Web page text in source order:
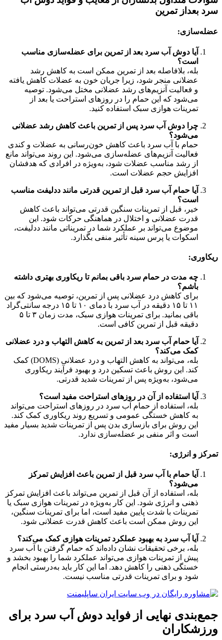
سرد بعداز تمرین
عضله‌سازی:
آیا دوش آب سرد بعد از تمرین برای عضله‌سازی مناسب
است؟
بله، بلافاصله بعد از تمرین ممکن است به کاهش رشد
عضلانی منجر شود، زیرا جریان خون به عضلات کاهش یافته
و فعالیت آنزیم‌های رشد عضلانی مختل می‌شود. توصیه
می‌شود که این حمام را در روزهای استراحت یا بعد از
تمرینات هوازی سبک استفاده کنید.
چرا دوش آب سرد پس از تمرین باعث کاهش رشد عضلانی
می‌شود؟
حمام با آب سرد باعث کاهش خون‌رسانی به عضلات و کندی
فعالیت آنزیم‌های عضله‌سازی می‌شود. این روند می‌تواند مانع
از رشد مناسب عضلات شود، به‌ویژه در افرادی که هدفشان
افزایش حجم عضلات است.
آیا حمام آب سرد قبل از تمرین قدرتی مانند ددلیفت مناسب
است؟
خیر، قبل از تمرینات سنگین قدرتی می‌تواند باعث کاهش
قدرت عضلانی و اختلال در هماهنگی حرکات شود. این
موضوع می‌تواند بر عملکرد شما در تمریناتی مانند ددلیفت،
اسکوات یا پرس سینه تأثیر منفی بگذارد.
ریکاوری:
چه مدت در حمام سرد باقی بمانم تا ریکاوری بهتری داشته
باشم؟
برای کاهش درد عضلانی پس از تمرین، توصیه می‌شود که بین
۱۱ تا ۱۵ دقیقه در آب سرد با دمای ۱۰ تا ۱۵ درجه سانتی‌گراد
باقی بمانید. برای تمرینات هوازی سبک، مدت زمان ۳ تا ۵
دقیقه قبل از تمرین کافی است.
آیا حمام آب سرد بعد از تمرین به کاهش التهاب و درد عضلانی
کمک می‌کند؟
بله، می‌تواند به کاهش التهاب و درد عضلانی (DOMS) کمک
کند. این روش باعث تسکین درد و بهبود فرآیند ریکاوری
می‌شود، به‌ویژه پس از تمرینات شدید قدرتی.
آیا استفاده از آن در روزهای استراحت مفید است؟
بله، استفاده از حمام آب سرد در روزهای استراحت می‌تواند
به کاهش خستگی عمومی و تسریع روند ریکاوری کمک کند.
این روش برای بازسازی بدن پس از تمرینات شدید بسیار مفید
است و اثر منفی بر عضله‌سازی ندارد.
تمرکز و انرژی:
آیا حمام با آب سرد قبل از تمرین باعث افزایش تمرکز
می‌شود؟
بله، استفاده از آن قبل از تمرین می‌تواند باعث افزایش تمرکز
ذهنی و انرژی شود. این کار به‌ویژه در تمرینات هوازی سبک یا
تمرینات با شدت پایین مفید است، اما برای تمرینات سنگین،
این روش ممکن است باعث کاهش قدرت عضلانی شود.
آیا آب سرد به بهبود عملکرد تمرینات هوازی کمک می‌کند؟
بله، برخی تحقیقات نشان داده‌اند که حمام گرفتن با آب سرد
پیش از تمرینات هوازی می‌تواند عملکرد شما را بهبود بخشد و
خستگی ذهنی را کاهش دهد. اما این کار باید به‌درستی انجام
شود و برای تمرینات قدرتی مناسب نیست.
جمع‌بندی نهایی از فواید دوش آب سرد برای
ورزشکاران